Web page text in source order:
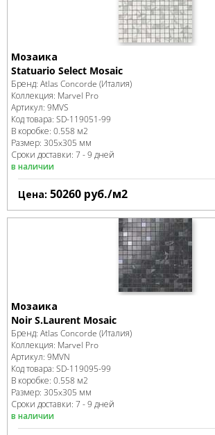
Мозаика
Statuario Select Mosaic
Бренд: Atlas Concorde (Италия)
Коллекция: Marvel Pro
Артикул: 9MVS
Код товара: SD-119051-99
В коробке: 0.558 м2
Размер: 305x305 мм
Сроки доставки: 7 - 9 дней
в наличии
Цена: 50260 руб./м2
Мозаика
Noir S.Laurent Mosaic
Бренд: Atlas Concorde (Италия)
Коллекция: Marvel Pro
Артикул: 9MVN
Код товара: SD-119095-99
В коробке: 0.558 м2
Размер: 305x305 мм
Сроки доставки: 7 - 9 дней
в наличии